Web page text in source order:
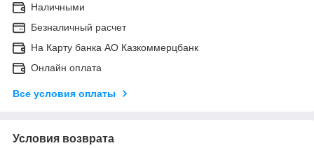
Наличными
Безналичный расчет
На Карту банка АО Казкоммерцбанк
Онлайн оплата
Все условия оплаты
Условия возврата